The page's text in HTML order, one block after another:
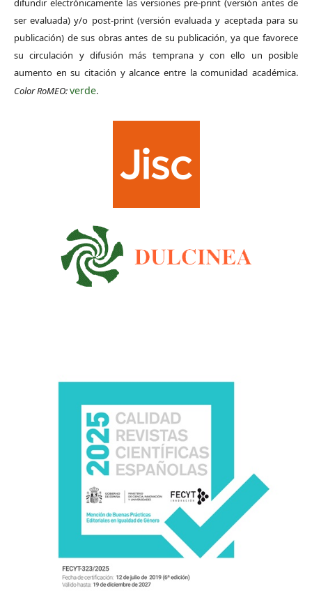
difundir electrónicamente las versiones pre-print (versión antes de
ser evaluada) y/o post-print (versión evaluada y aceptada para su
publicación) de sus obras antes de su publicación, ya que favorece
su circulación y difusión más temprana y con ello un posible
aumento en su citación y alcance entre la comunidad académica.
Color RoMEO:verde.